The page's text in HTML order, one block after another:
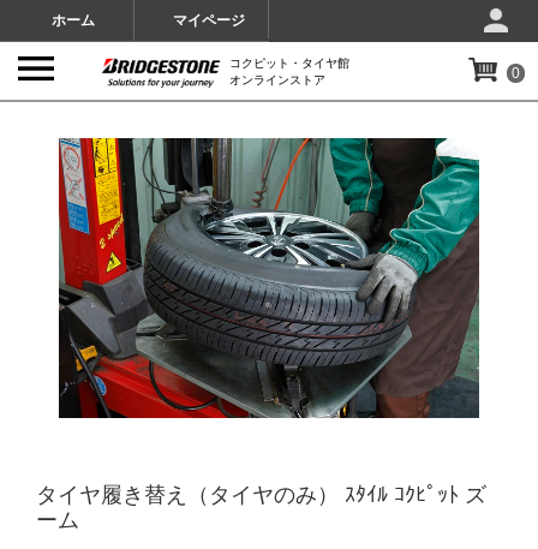
ホーム マイページ
コクピット・タイヤ館
オンラインストア
0
タイヤ履き替え（タイヤのみ） ｽﾀｲﾙ ｺｸﾋﾟｯﾄ ズ
ーム